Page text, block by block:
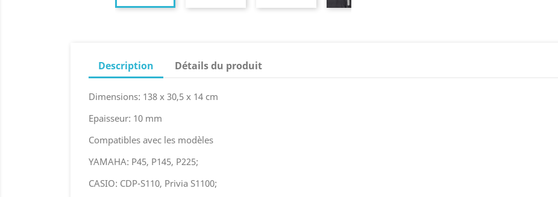
Description Détails du produit
Dimensions: 138 x 30,5 x 14 cm
Epaisseur: 10 mm
Compatibles avec les modèles
YAMAHA: P45, P145, P225;
CASIO: CDP-S110, Privia S1100;